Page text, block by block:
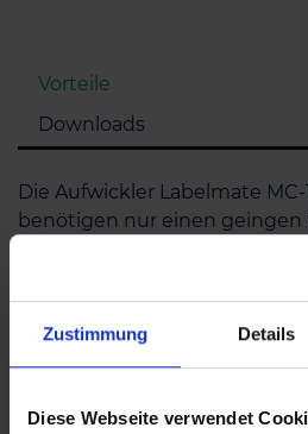
Zustimmung Details
Diese Webseite verwendet
Vorteile
Downloads
Die Aufwickler Labelmate MC-
benötigen nur einen geingen
Große Kapazität für
220mm
Geschwindigkeit bis zu 50
Das Modell MC-11 besitzt